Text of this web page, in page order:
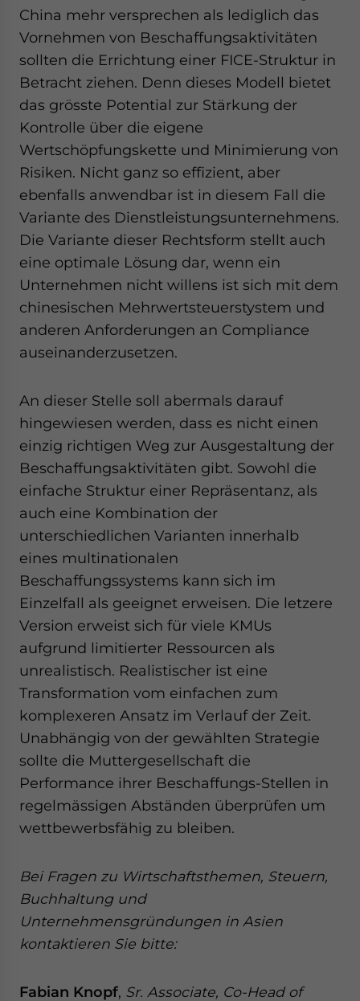
China mehr versprechen als lediglich das
Vornehmen von Beschaffungsaktivitäten
sollten die Errichtung einer FICE-Struktur in
Betracht ziehen. Denn dieses Modell bietet
das grösste Potential zur Stärkung der
Kontrolle über die eigene
Wertschöpfungskette und Minimierung von
Risiken. Nicht ganz so effizient, aber
ebenfalls anwendbar ist in diesem Fall die
Variante des Dienstleistungsunternehmens.
Die Variante dieser Rechtsform stellt auch
eine optimale Lösung dar, wenn ein
Unternehmen nicht willens ist sich mit dem
chinesischen Mehrwertsteuerstystem und
anderen Anforderungen an Compliance
auseinanderzusetzen.
An dieser Stelle soll abermals darauf
hingewiesen werden, dass es nicht einen
einzig richtigen Weg zur Ausgestaltung der
Beschaffungsaktivitäten gibt. Sowohl die
einfache Struktur einer Repräsentanz, als
auch eine Kombination der
unterschiedlichen Varianten innerhalb
eines multinationalen
Beschaffungssystems kann sich im
Einzelfall als geeignet erweisen. Die letzere
Version erweist sich für viele KMUs
aufgrund limitierter Ressourcen als
unrealistisch. Realistischer ist eine
Transformation vom einfachen zum
komplexeren Ansatz im Verlauf der Zeit.
Unabhängig von der gewählten Strategie
sollte die Muttergesellschaft die
Performance ihrer Beschaffungs-Stellen in
regelmässigen Abständen überprüfen um
wettbewerbsfähig zu bleiben.
Bei Fragen zu Wirtschaftsthemen, Steuern,
Buchhaltung und
Unternehmensgründungen in Asien
kontaktieren Sie bitte:
Fabian Knopf, Sr. Associate, Co-Head of